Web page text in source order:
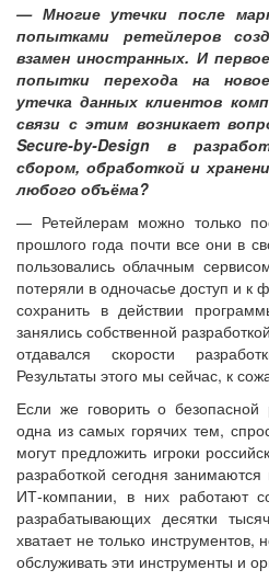
— Многие утечки после
попытками ретейлеров
взамен иностранных. И
попытки перехода на
утечка данных клиентов
связи с этим возникает
Secure-by-Design в
сбором, обработкой и
любого объёма?
— Ретейлерам можно только
прошлого года почти все они в
пользовались облачным
потеряли в одночасье доступ и
сохранить в действии
занялись собственной
отдавался скорости
Результаты этого мы сейчас, к
Если же говорить о безопасной
одна из самых горячих тем,
могут предложить игроки
разработкой сегодня
ИТ-компании, в них работают
разрабатывающих десятки
хватает не только
обслуживать эти инструменты и